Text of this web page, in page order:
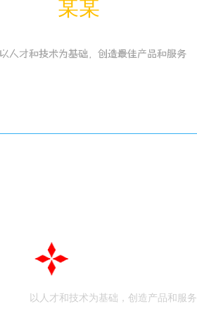
某某
以人才和技术为基础，创造产品和服务